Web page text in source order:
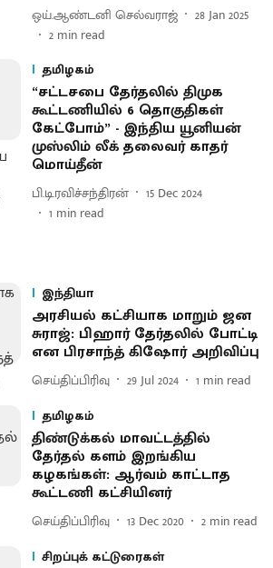
ஒய்.ஆண்டனி செல்வராஜ்
28 Jan 2025
2 min read
தமிழகம்
“சட்டசபை தேர்தலில் திமுக
கூட்டணியில் 6 தொகுதிகள்
கேட்போம்” - இந்திய யூனியன்
முஸ்லிம் லீக் தலைவர் காதர்
மொய்தீன்
பி.டி.ரவிச்சந்திரன்
15 Dec 2024
1 min read
இந்தியா
அரசியல் கட்சியாக மாறும் ஜன
சுராஜ்: பிஹார் தேர்தலில் போட்டி
என பிரசாந்த் கிஷோர் அறிவிப்பு
செய்திப்பிரிவு 29 Jul 2024 1 min read
தமிழகம்
திண்டுக்கல் மாவட்டத்தில்
தேர்தல் களம் இறங்கிய
கழகங்கள்: ஆர்வம் காட்டாத
கூட்டணி கட்சியினர்
செய்திப்பிரிவு 13 Dec 2020 2 min read
சிறப்புக் கட்டுரைகள்